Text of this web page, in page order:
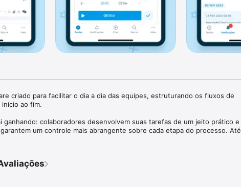
criado para facilitar o dia a dia das equipes, estruturando os fluxos de
ao fim.
ganhando: colaboradores desenvolvem suas tarefas de um jeito prático e
um controle mais abrangente sobre cada etapa do processo. Até